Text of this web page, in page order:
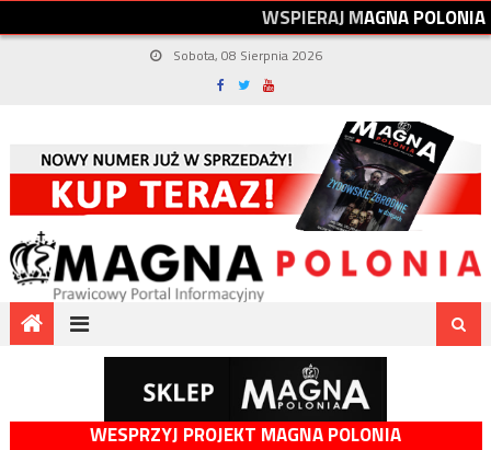
WSPIERAJMAGNAPOLONIA
Sobota, 08 Sierpnia 2026
WESPRZYJ PROJEKT MAGNA POLONIA